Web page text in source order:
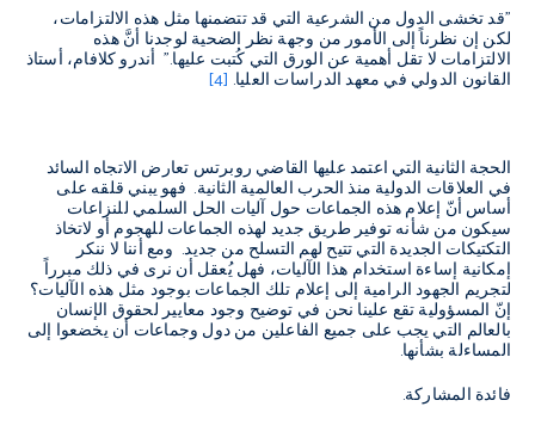
"قد تخشى الدول من الشرعية التي قد تتضمنها مثل هذه الالتزامات،
لكن إن نظرناً إلى الأمور من وجهة نظر الضحية لوجدنا أنَّ هذه
الالتزامات لا تقل أهمية عن الورق التي كُتبت عليها." أندرو كلافام، أستاذ
القانون الدولي في معهد الدراسات العليا. [4]
الحجة الثانية التي اعتمد عليها القاضي روبرتس تعارض الاتجاه السائد
في العلاقات الدولية منذ الحرب العالمية الثانية. فهو يبني قلقه على
أساس أنّ إعلام هذه الجماعات حول آليات الحل السلمي للنزاعات
سيكون من شأنه توفير طريق جديد لهذه الجماعات للهجوم أو لاتخاذ
التكتيكات الجديدة التي تتيح لهم التسلح من جديد. ومع أننا لا ننكر
إمكانية إساءة استخدام هذا الآليات، فهل يُعقل أن نرى في ذلك مبرراً
لتجريم الجهود الرامية إلى إعلام تلك الجماعات بوجود مثل هذه الآليات؟
إنّ المسؤولية تقع علينا نحن في توضيح وجود معايير لحقوق الإنسان
بالعالم التي يجب على جميع الفاعلين من دول وجماعات أن يخضعوا إلى
المساءلة بشأنها.
فائدة المشاركة.